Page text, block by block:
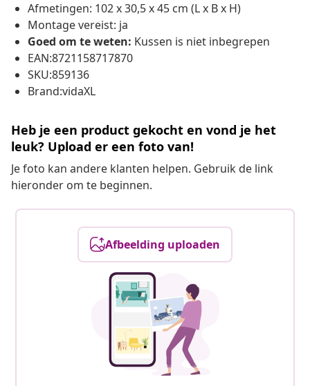
Afmetingen: 102 x 30,5 x 45 cm (L x B x H)
Montage vereist: ja
Goed om te weten: Kussen is niet inbegrepen
EAN:8721158717870
SKU:859136
Brand:vidaXL
Heb je een product gekocht en vond je het
leuk? Upload er een foto van!
Je foto kan andere klanten helpen. Gebruik de link
hieronder om te beginnen.
Afbeelding uploaden